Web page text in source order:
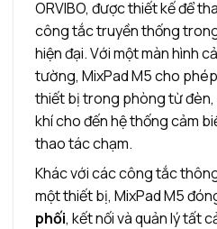
ORVIBO, được thiết kế để
công tắc truyền thống
hiện đại. Với một màn hình
tường, MixPad M5 cho
thiết bị trong phòng từ đèn,
khí cho đến hệ thống cảm
thao tác chạm.
Khác với các công tắc
một thiết bị, MixPad M5
phối, kết nối và quản lý tất